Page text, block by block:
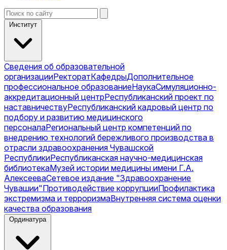
Институт
Сведения об образовательной
организацииРекторатКафедрыДополнительное
профессиональное образованиеНаукаСимуляционно-
аккредитационный центрРеспубликанский проект по
наставничествуРеспубликанский кадровый центр по
подбору и развитию медицинского
персоналаРегиональный центр компетенций по
внедрению технологий бережливого производства в
отрасли здравоохранения Чувашской
РеспубликиРеспубликанская научно-медицинская
библиотекаМузей истории медицины имени Г.А.
АлексееваСетевое издание "Здравоохранение
Чувашии"Противодействие коррупцииПрофилактика
экстремизма и терроризмаВнутренняя система оценки
качества образования
Ординатура